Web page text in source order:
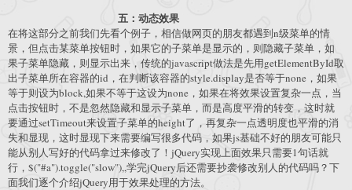
五：动态效果
在将这部分之前我们先看个例子，相信做网页的朋友都遇到n级菜单的情
景，但点击某菜单按钮时，如果它的子菜单是显示的，则隐藏子菜单，如
果子菜单隐藏，则显示出来，传统的javascript做法是先用getElementById取
出子菜单所在容器的id，在判断该容器的style.display是否等于none，如果
等于则设为block,如果不等于这设为none，如果在将效果设置复杂一点，当
点击按钮时，不是忽然隐藏和显示子菜单，而是高度平滑的转变，这时就
要通过setTimeout来设置子菜单的height了，再复杂一点透明度也平滑的消
失和显现，这时显现下来需要编写很多代码，如果js基础不好的朋友可能只
能从别人写好的代码拿过来修改了！jQuery实现上面效果只需要1句话就
行，$("#a").toggle("slow"),,学完jQuery后还需要抄袭修改别人的代码吗？下
面我们逐个介绍jQuery用于效果处理的方法。